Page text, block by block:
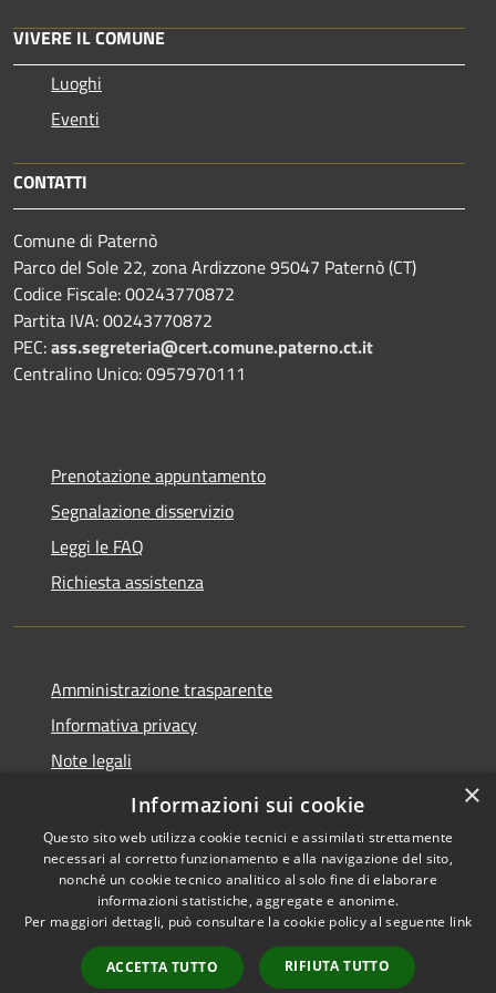
VIVERE IL COMUNE
Luoghi
Eventi
CONTATTI
Comune di Paternò
Parco del Sole 22, zona Ardizzone 95047 Paternò (CT)
Codice Fiscale: 00243770872
Partita IVA: 00243770872
PEC:ass.segreteria@cert.comune.paterno.ct.it
Centralino Unico: 0957970111
Prenotazione appuntamento
Segnalazione disservizio
Leggi le FAQ
Richiesta assistenza
Amministrazione trasparente
Informativa privacy
Note legali
Dichiarazione di accessibilità
Accessibilità
Copyright © 2026 • Comune di
Paternò • Powered by
Municipium•
Accesso
×
Informazioni sui cookie
Questo sito web utilizza cookie tecnici e assimilati strettamente
necessari al corretto funzionamento e alla navigazione del sito,
nonché un cookie tecnico analitico al solo fine di elaborare
informazioni statistiche, aggregate e anonime.
Per maggiori dettagli, può consultare la cookie policy al seguente link
ACCETTA TUTTO RIFIUTA TUTTO